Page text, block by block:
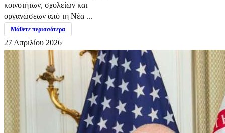
κοινοτήτων, σχολείων και
οργανώσεων από τη Νέα ...
Μάθετε περισσότερα
27 Απριλίου 2026